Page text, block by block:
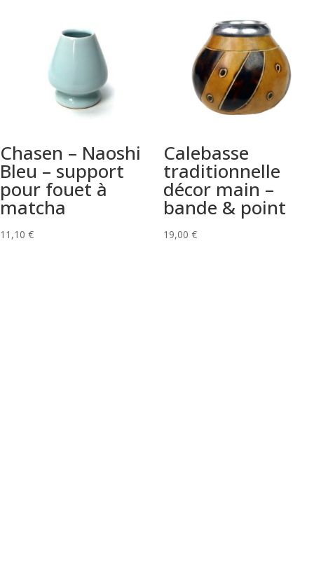
Chasen – Naoshi
Bleu – support
pour fouet à
matcha
11,10 €
Calebasse
traditionnelle
décor main –
bande & point
19,00 €